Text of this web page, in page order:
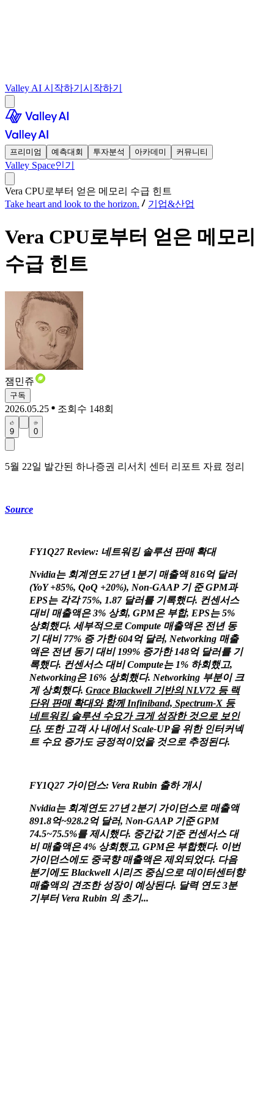
Valley AI 시작하기 시작하기
프리미엄 예측대회 투자분석 아카데미 커뮤니티
Valley Space인기
Vera CPU로부터 얻은 메모리 수급 힌트
Take heart and look to the horizon.
기업&산업
Vera CPU로부터 얻은 메모리
수급 힌트
잼민쥬
구독
2026.05.25 조회수 148회
9 0
5월 22일 발간된 하나증권 리서치 센터 리포트 자료 정리
Source
FY1Q27 Review: 네트워킹 솔루션 판매 확대
Nvidia는 회계연도 27년 1분기 매출액 816억 달러
(YoY +85%, QoQ +20%), Non-GAAP 기 준 GPM과
EPS는 각각 75%, 1.87 달러를 기록했다. 컨센서스
대비 매출액은 3% 상회, GPM은 부합, EPS는 5%
상회했다. 세부적으로 Compute 매출액은 전년 동
기 대비 77% 증 가한 604억 달러, Networking 매출
액은 전년 동기 대비 199% 증가한 148억 달러를 기
록했다. 컨센서스 대비 Compute는 1% 하회했고,
Networking은 16% 상회했다. Networking 부분이 크
게 상회했다. Grace Blackwell 기반의 NLV72 등 랙
단위 판매 확대와 함께 Infiniband, Spectrum-X 등
네트워킹 솔루션 수요가 크게 성장한 것으로 보인
다. 또한 고객 사 내에서 Scale-UP을 위한 인터커넥
트 수요 증가도 긍정적이었을 것으로 추정된다.
FY1Q27 가이던스: Vera Rubin 출하 개시
Nvidia는 회계연도 27년 2분기 가이던스로 매출액
891.8억~928.2억 달러, Non-GAAP 기준 GPM
74.5~75.5%를 제시했다. 중간값 기준 컨센서스 대
비 매출액은 4% 상회했고, GPM은 부합했다. 이번
가이던스에도 중국향 매출액은 제외되었다. 다음
분기에도 Blackwell 시리즈 중심으로 데이터센터향
매출액의 견조한 성장이 예상된다. 달력 연도 3분
기부터 Vera Rubin 의 초기...